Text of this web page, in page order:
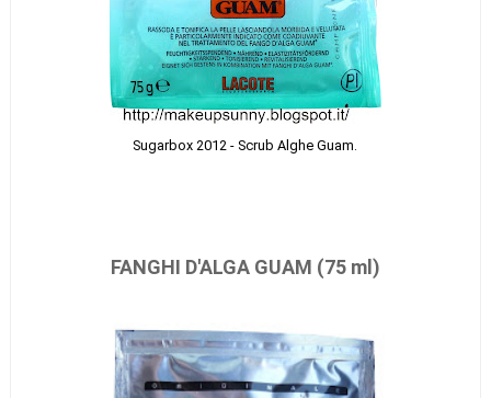
Sugarbox 2012 - Scrub Alghe Guam.
FANGHI D'ALGA GUAM (75 ml)